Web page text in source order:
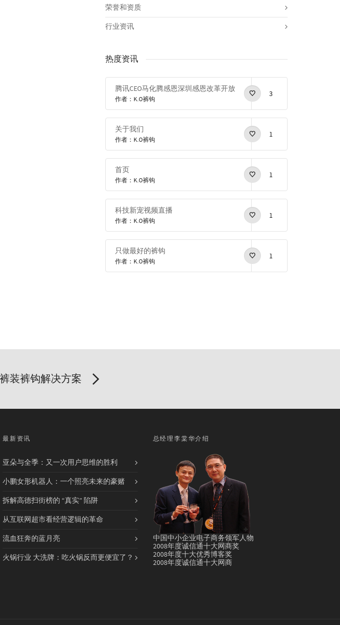
荣誉和资质
行业资讯
热度资讯
腾讯CEO马化腾感恩深圳感恩改革开放
作者：K.O裤钩
3
关于我们
作者：K.O裤钩
1
首页
作者：K.O裤钩
1
科技新宠视频直播
作者：K.O裤钩
1
只做最好的裤钩
作者：K.O裤钩
1
装裤钩解决方案
最新资讯
亚朵与全季：又一次用户思维的胜利
小鹏女形机器人：一个照亮未来的豪赌
拆解高德扫街榜的 “真实” 陷阱
从互联网超市看经营逻辑的革命
流血狂奔的蓝月亮
火锅行业 大洗牌：吃火锅反而更便宜了？
总经理李棠华介绍
中国中小企业电子商务领军人物
2008年度诚信通十大网商奖
2008年度十大优秀博客奖
2008年度诚信通十大网商